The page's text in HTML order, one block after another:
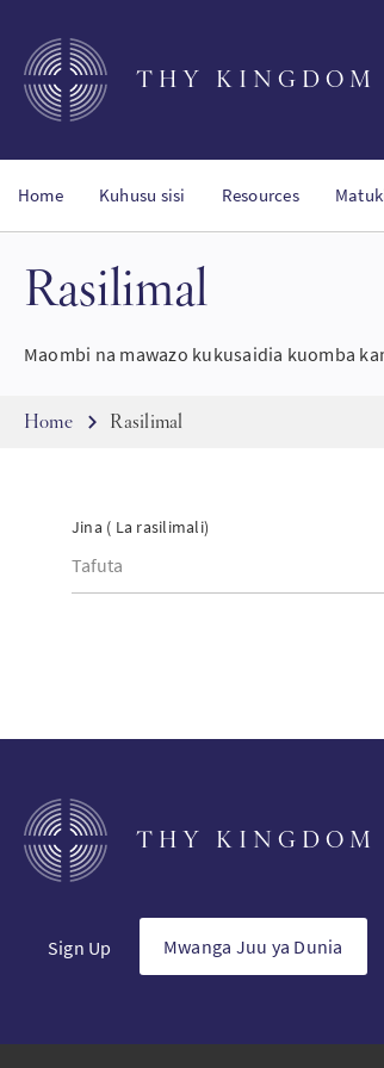
main
content
THY KINGDOM
Home Kuhusu sisi Resources
Rasilimal
Maombi na mawazo kukusaidia kuomba
Breadcrumb
Home Rasilimal
Jina ( La rasilimali)
THY KINGDOM
Sign Up Mwanga Juu ya Dunia